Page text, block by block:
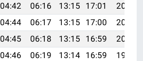
04:42 06:16 13:15 17:01
20:04
04:44 06:17 13:15 17:00
20:02
04:45 06:18 13:15 16:59
20:01
04:46 06:19 13:14 16:59 19:59